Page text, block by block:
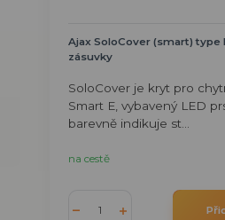
Ajax SoloCover (smart) type
zásuvky
SoloCover je kryt pro
Smart E, vybavený LED
barevně indikuje st...
na cestě